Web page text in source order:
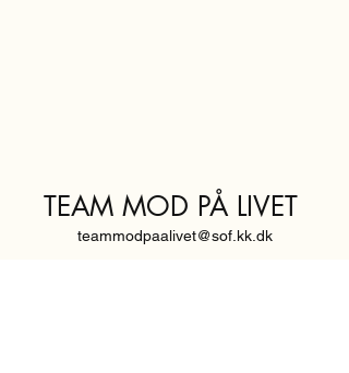
TEAM MOD PÅ LIVET
teammodpaalivet@sof.kk.dk